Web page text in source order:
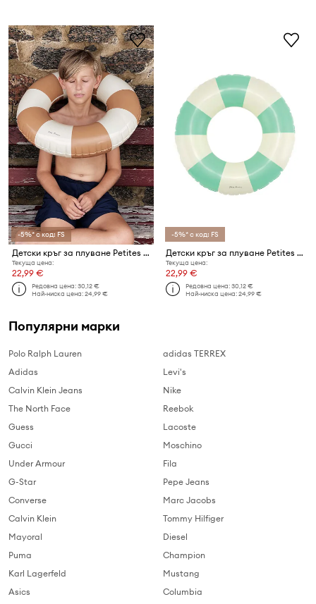
-5%* с код: FS
Детски кръг за плуване Petites Pommes ANNA 60CM
Текуща цена:
22,99 €
Редовна цена:30,12 €
Най-ниска цена:24,99 €
-5%* с код: FS
Детски кръг за плуване Petites Pommes ANNA 60CM
Текуща цена:
22,99 €
Редовна цена:30,12 €
Най-ниска цена:24,99 €
Популярни марки
Polo Ralph Lauren
Adidas
Calvin Klein Jeans
The North Face
Guess
Gucci
Under Armour
G-Star
Converse
Calvin Klein
Mayoral
Puma
Karl Lagerfeld
Asics
adidas TERREX
Levi's
Nike
Reebok
Lacoste
Moschino
Fila
Pepe Jeans
Marc Jacobs
Tommy Hilfiger
Diesel
Champion
Mustang
Columbia